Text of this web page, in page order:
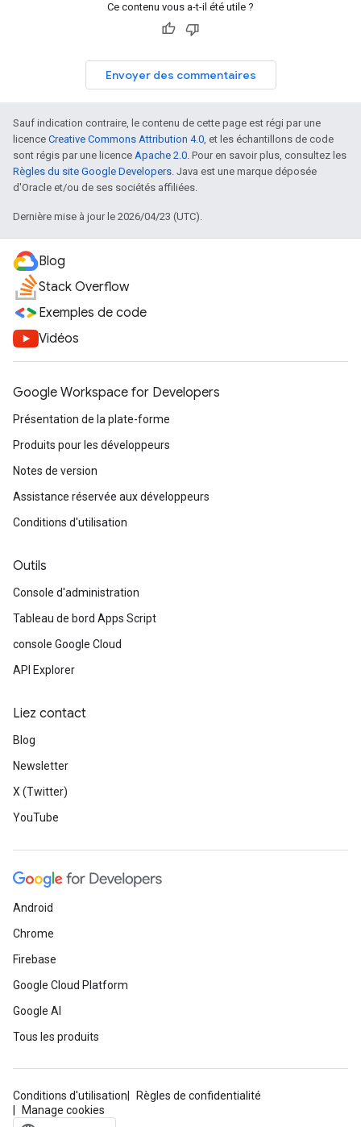
Ce contenu vous a-t-il été utile ?
Envoyer des commentaires
Sauf indication contraire, le contenu de cette page est régi par une
licence Creative Commons Attribution 4.0, et les échantillons de code
sont régis par une licence Apache 2.0. Pour en savoir plus, consultez les
Règles du site Google Developers. Java est une marque déposée
d'Oracle et/ou de ses sociétés affiliées.
Dernière mise à jour le 2026/04/23 (UTC).
Blog
Stack Overflow
Exemples de code
Vidéos
Google Workspace for Developers
Présentation de la plate-forme
Produits pour les développeurs
Notes de version
Assistance réservée aux développeurs
Conditions d'utilisation
Outils
Console d'administration
Tableau de bord Apps Script
console Google Cloud
API Explorer
Liez contact
Blog
Newsletter
X (Twitter)
YouTube
Android
Chrome
Firebase
Google Cloud Platform
Google AI
Tous les produits
Conditions d'utilisation
Règles de confidentialité
Manage cookies